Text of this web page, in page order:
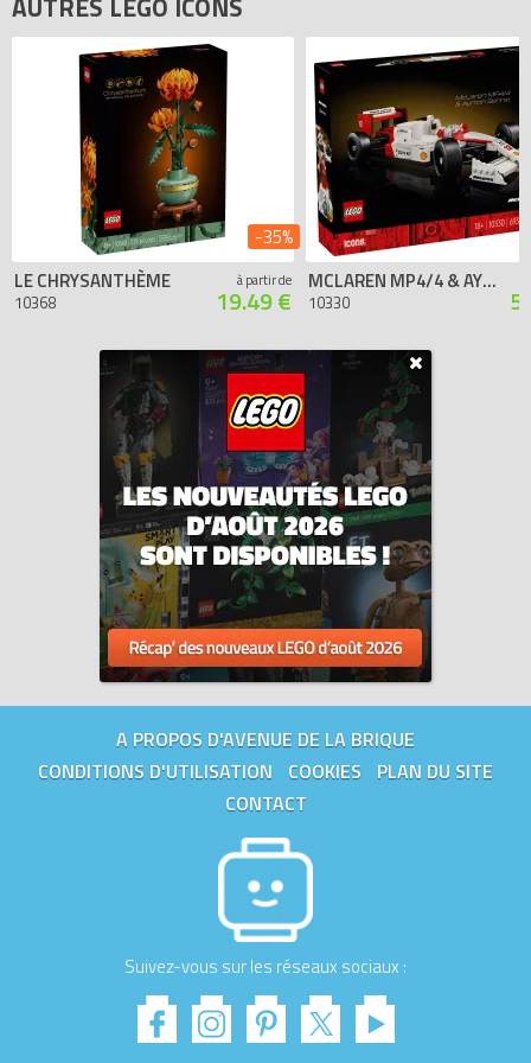
LE CHRYSANTHÈME
10368
à partir de
19.49 €
-35%
MCLAREN MP4/4 & AYRTON SENNA
10330
A PROPOS D'AVENUE DE LA BRIQUE
CONDITIONS D'UTILISATION
COOKIES
PLAN DU SITE
CONTACT
Suivez-vous sur les réseaux sociaux :